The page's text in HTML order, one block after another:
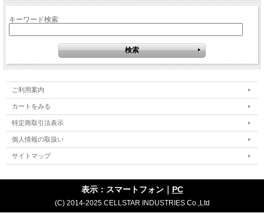
キーワード検索
ご利用案内
カートをみる
特定商取引法表示
個人情報の取扱い
サイトマップ
表示：スマートフォン｜ PC
(C) 2014-2025 CELLSTAR INDUSTRIES Co.,Ltd